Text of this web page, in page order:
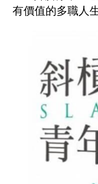
有價值的多職人